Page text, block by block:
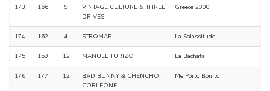
173 166 9
VINTAGE CULTURE & THREE
DRIVES
Greece 2000
174 162 4 STROMAE La Solassitude
175 159 12 MANUEL TURIZO La Bachata
176 177 12
BAD BUNNY & CHENCHO
CORLEONE
Me Porto Bonito